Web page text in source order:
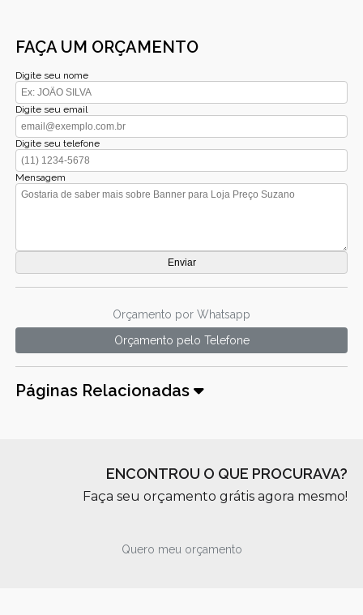
FAÇA UM ORÇAMENTO
Digite seu nome
Digite seu email
Digite seu telefone
Mensagem
Orçamento por Whatsapp
Orçamento pelo Telefone
Páginas Relacionadas
ENCONTROU O QUE PROCURAVA?
Faça seu orçamento grátis agora mesmo!
Quero meu orçamento